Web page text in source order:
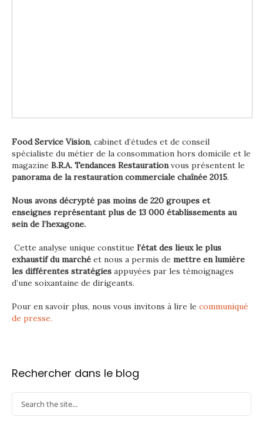
Food Service Vision, cabinet d’études et de conseil
spécialiste du métier de la consommation hors domicile et le
magazine B.R.A. Tendances Restaurationvous présentent le
panorama de la restauration commerciale chaînée 2015.
Nous avons décrypté pas moins de 220 groupes et
enseignes représentant plus de 13 000 établissements au
sein de l’hexagone.
Cette analyse unique constitue l’état des lieux le plus
exhaustif du marché et nous a permis de mettre en lumière
les différentes stratégies appuyées par les témoignages
d’une soixantaine de dirigeants.
Pour en savoir plus, nous vous invitons à lire le communiqué
de presse.
Rechercher dans le blog